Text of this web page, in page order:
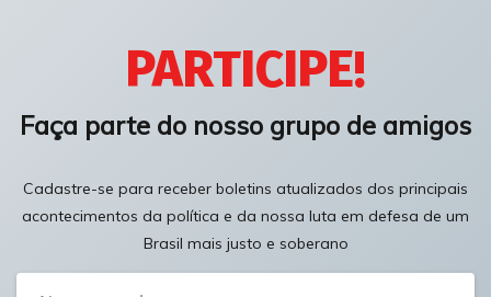
PARTICIPE!
Faça parte do nosso grupo de amigos
Cadastre-se para receber boletins atualizados dos principais
acontecimentos da política e da nossa luta em defesa de um
Brasil mais justo e soberano